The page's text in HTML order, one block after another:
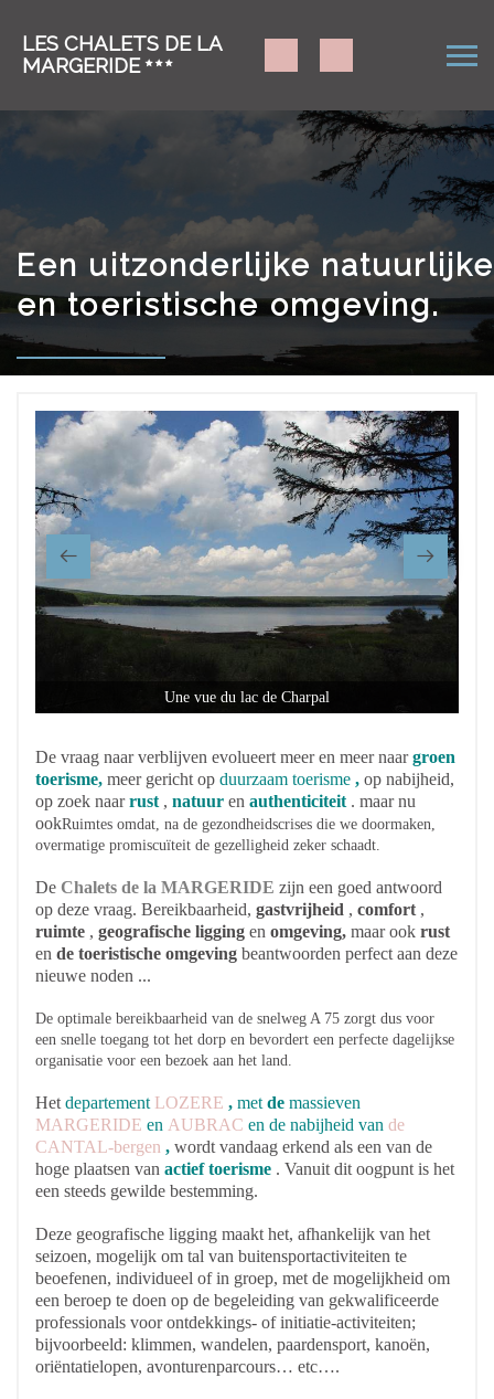
LES CHALETS DE LA
MARGERIDE
Een uitzonderlijke natuurlijke
en toeristische omgeving.
Une vue du lac de Charpal
De vraag naar verblijven evolueert meer en meer naargroen
toerisme, meer gericht op duurzaam toerisme , op nabijheid,
op zoek naarrust , natuur en authenticiteit . maar nu
ookRuimtes omdat, na de gezondheidscrises die we doormaken,
overmatige promiscuïteit de gezelligheid zeker schaadt.
De Chalets de la MARGERIDE zijn een goed antwoord
op deze vraag. Bereikbaarheid, gastvrijheid , comfort ,
ruimte , geografische ligging en omgeving, maar ook rust
en de toeristische omgeving beantwoorden perfect aan deze
nieuwe noden ...
De optimale bereikbaarheid van de snelweg A 75 zorgt dus voor
een snelle toegang tot het dorp en bevordert een perfecte dagelijkse
organisatie voor een bezoek aan het land.
Het departement LOZERE , met de massieven
MARGERIDE en AUBRAC en de nabijheid van de
CANTAL-bergen , wordt vandaag erkend als een van de
hoge plaatsen van actief toerisme . Vanuit dit oogpunt is het
een steeds gewilde bestemming.
Deze geografische ligging maakt het, afhankelijk van het
seizoen, mogelijk om tal van buitensportactiviteiten te
beoefenen, individueel of in groep, met de mogelijkheid om
een beroep te doen op de begeleiding van gekwalificeerde
professionals voor ontdekkings- of initiatie-activiteiten;
bijvoorbeeld: klimmen, wandelen, paardensport, kanoën,
oriëntatielopen, avonturenparcours… etc….